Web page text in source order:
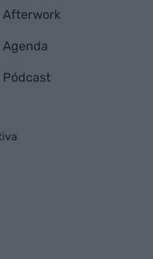
Afterwork
Agenda
Pódcast